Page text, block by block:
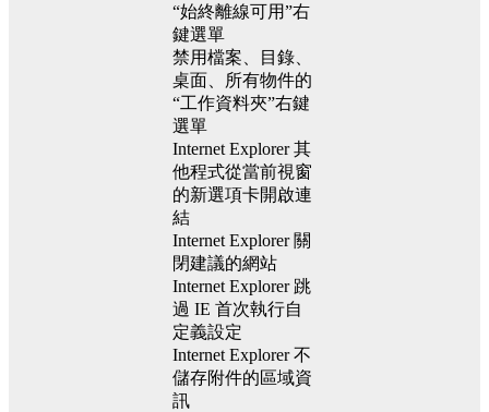
“始終離線可用”右
鍵選單
禁用檔案、目錄、
桌面、所有物件的
“工作資料夾”右鍵
選單
Internet Explorer 其
他程式從當前視窗
的新選項卡開啟連
結
Internet Explorer 關
閉建議的網站
Internet Explorer 跳
過 IE 首次執行自
定義設定
Internet Explorer 不
儲存附件的區域資
訊